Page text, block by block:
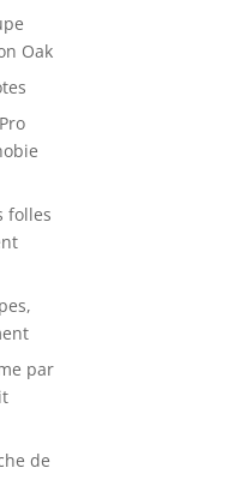
Oak
folles
par
de